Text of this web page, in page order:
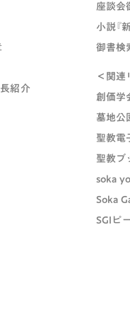
長紹介
座談会
小説『
御書検
＜関連
創価学
墓地公
聖教電
聖教ブ
soka
Soka
SGIピ